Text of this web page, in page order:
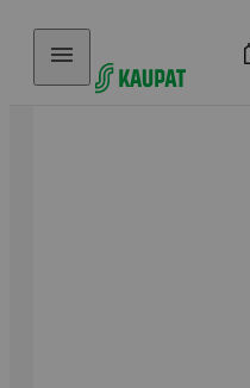
Hyppää sisältöön